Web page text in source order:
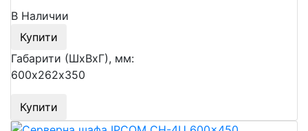
В Наличии
Купити
Габарити (ШхВхГ), мм:
600х262х350
Купити